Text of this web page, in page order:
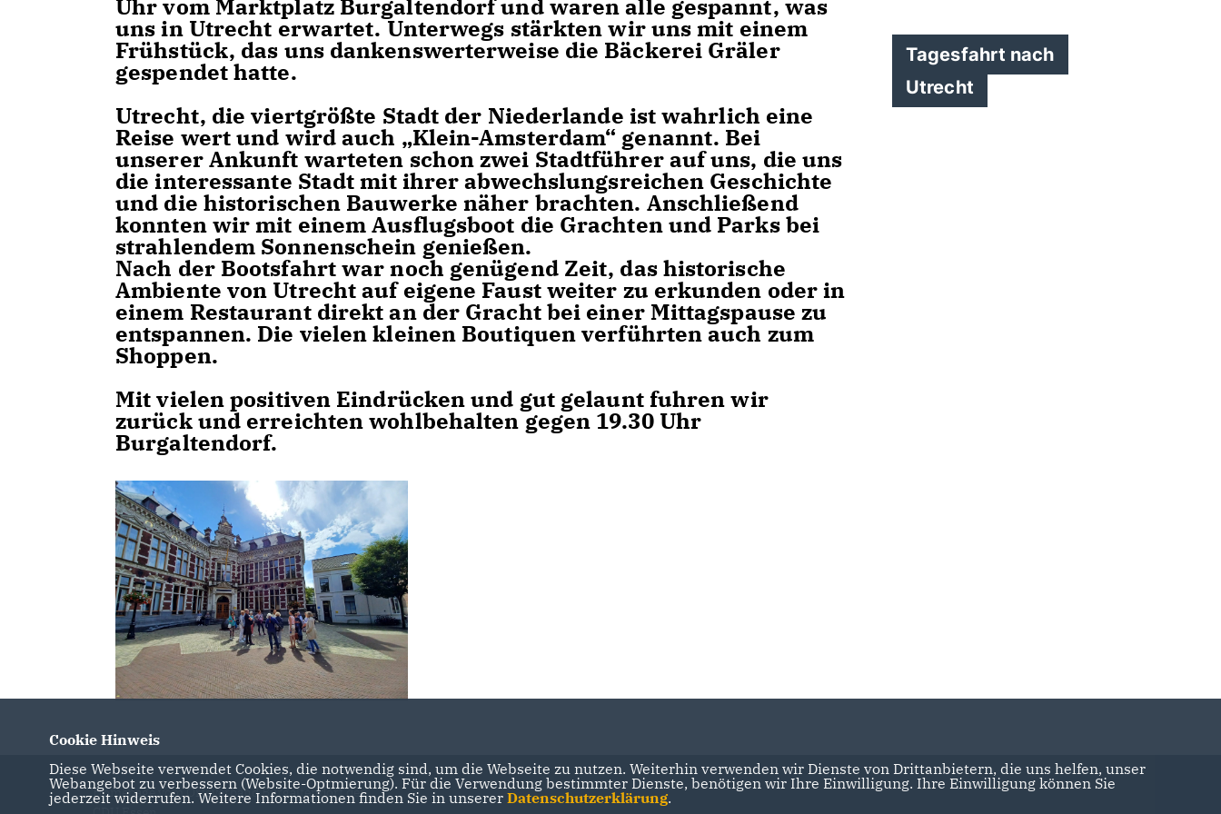
Uhr vom Marktplatz Burgaltendorf und waren alle gespannt, was
uns in Utrecht erwartet. Unterwegs stärkten wir uns mit einem
Frühstück, das uns dankenswerterweise die Bäckerei Gräler
gespendet hatte.
Utrecht, die viertgrößte Stadt der Niederlande ist wahrlich eine
Reise wert und wird auch „Klein-Amsterdam“ genannt. Bei
unserer Ankunft warteten schon zwei Stadtführer auf uns, die uns
die interessante Stadt mit ihrer abwechslungsreichen Geschichte
und die historischen Bauwerke näher brachten. Anschließend
konnten wir mit einem Ausflugsboot die Grachten und Parks bei
strahlendem Sonnenschein genießen.
Nach der Bootsfahrt war noch genügend Zeit, das historische
Ambiente von Utrecht auf eigene Faust weiter zu erkunden oder in
einem Restaurant direkt an der Gracht bei einer Mittagspause zu
entspannen. Die vielen kleinen Boutiquen verführten auch zum
Shoppen.
Mit vielen positiven Eindrücken und gut gelaunt fuhren wir
zurück und erreichten wohlbehalten gegen 19.30 Uhr
Burgaltendorf.
Tagesfahrt nach
Utrecht
Homepage vom Ortsverband Burgaltendorf der
Cookie Hinweis
Diese Webseite verwendet Cookies, die notwendig sind, um die Webseite zu nutzen. Weiterhin verwenden wir Dienste von Drittanbietern, die uns helfen, unser
Webangebot zu verbessern (Website-Optmierung). Für die Verwendung bestimmter Dienste, benötigen wir Ihre Einwilligung. Ihre Einwilligung können Sie
jederzeit widerrufen. Weitere Informationen finden Sie in unserer Datenschutzerklärung.